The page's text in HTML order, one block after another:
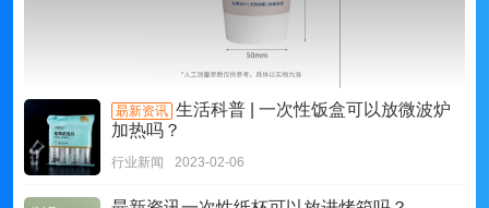
朂新资讯 生活科普 | 一次性饭盒可以放微波炉
加热吗？
行业新闻 2023-02-06